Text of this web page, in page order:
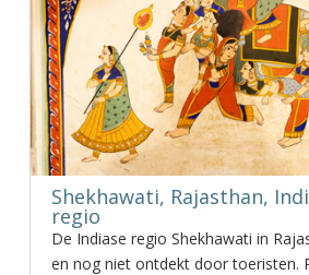
Shekhawati, Rajasthan,
regio
De Indiase regio Shekhawati in
en nog niet ontdekt door toeristen.